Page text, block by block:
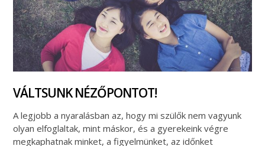
VÁLTSUNK NÉZŐPONTOT!
A legjobb a nyaralásban az, hogy mi szülők nem vagyunk
olyan elfoglaltak, mint máskor, és a gyerekeink végre
megkaphatnak minket, a figyelmünket, az időnket